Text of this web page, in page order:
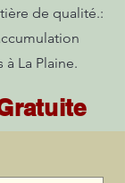
de qualité.:
à La Plaine.